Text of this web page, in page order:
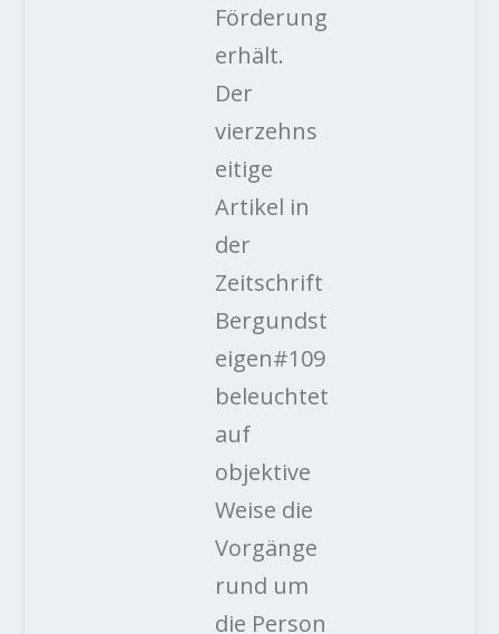
Förderung
erhält.
Der
vierzehns
eitige
Artikel in
der
Zeitschrift
Bergundst
eigen#109
beleuchtet
auf
objektive
Weise die
Vorgänge
rund um
die Person